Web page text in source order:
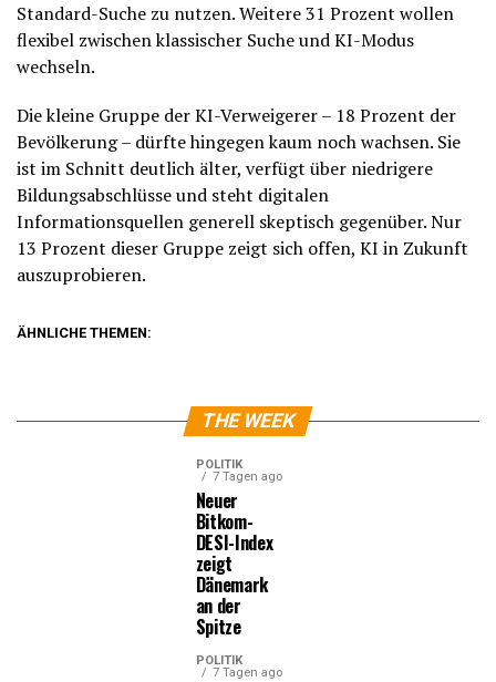
Standard-Suche zu nutzen. Weitere 31 Prozent wollen
flexibel zwischen klassischer Suche und KI-Modus
wechseln.
Die kleine Gruppe der KI-Verweigerer – 18 Prozent der
Bevölkerung – dürfte hingegen kaum noch wachsen. Sie
ist im Schnitt deutlich älter, verfügt über niedrigere
Bildungsabschlüsse und steht digitalen
Informationsquellen generell skeptisch gegenüber. Nur
13 Prozent dieser Gruppe zeigt sich offen, KI in Zukunft
auszuprobieren.
ÄHNLICHE THEMEN:
THE WEEK
POLITIK
7 Tagen ago
Neuer
Bitkom-
DESI-Index
zeigt
Dänemark
an der
Spitze
POLITIK
7 Tagen ago